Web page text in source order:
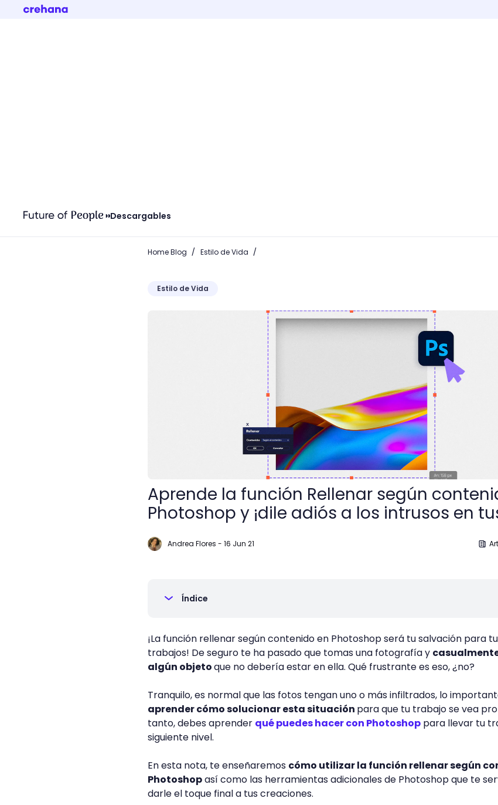
Descargables
Home Blog / Estilo de Vida /
Estilo de Vida
Aprende la función Rellenar según contenido en Photoshop y ¡dile adiós a los
Aprende la función Rellenar según
Photoshop y ¡dile adiós a los intrusos en
Andrea Flores - 16 Jun 21
Índice
¡La función rellenar según contenido en Photoshop será tu salvación para
trabajos! De seguro te ha pasado que tomas una fotografía y
algún objetoque no debería estar en ella. Qué frustrante es eso, ¿no?
Tranquilo, es normal que las fotos tengan uno o más infiltrados, lo
aprender cómo solucionar esta situación para que tu trabajo se vea
tanto, debes aprender qué puedes hacer con Photoshop para llevar tu
siguiente nivel.
En esta nota, te enseñaremos cómo utilizar la función rellenar según
Photoshopasí como las herramientas adicionales de Photoshop que te
darle el toque final a tus creaciones.